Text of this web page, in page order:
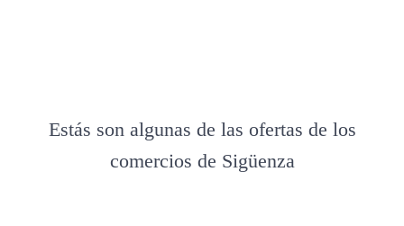
Estás son algunas de las ofertas de los
comercios de Sigüenza